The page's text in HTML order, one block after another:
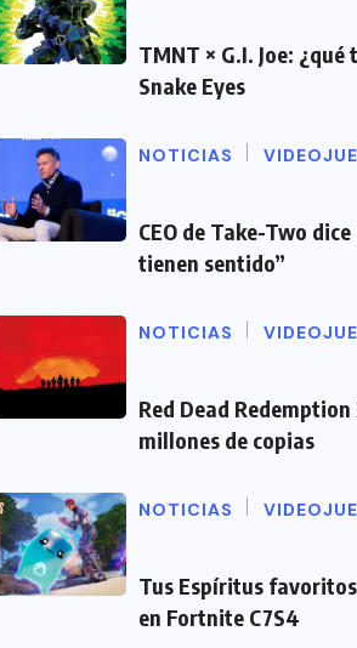
TMNT × G.I. Joe:
Snake Eyes
NOTICIAS
CEO de Take-Two
tienen sentido”
NOTICIAS
Red Dead
millones de copias
NOTICIAS
Tus Espíritus
en Fortnite C7S4